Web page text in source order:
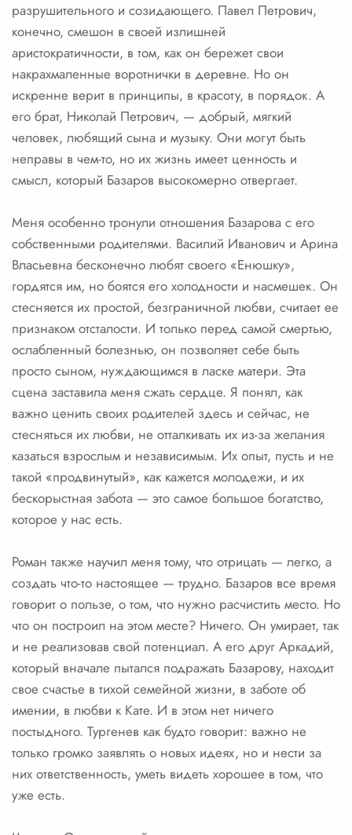
разрушительного и созидающего. Павел Петрович,
конечно, смешон в своей излишней
аристократичности, в том, как он бережет свои
накрахмаленные воротнички в деревне. Но он
искренне верит в принципы, в красоту, в порядок. А
его брат, Николай Петрович, — добрый, мягкий
человек, любящий сына и музыку. Они могут быть
неправы в чем-то, но их жизнь имеет ценность и
смысл, который Базаров высокомерно отвергает.
Меня особенно тронули отношения Базарова с его
собственными родителями. Василий Иванович и Арина
Власьевна бесконечно любят своего «Енюшку»,
гордятся им, но боятся его холодности и насмешек. Он
стесняется их простой, безграничной любви, считает ее
признаком отсталости. И только перед самой смертью,
ослабленный болезнью, он позволяет себе быть
просто сыном, нуждающимся в ласке матери. Эта
сцена заставила меня сжать сердце. Я понял, как
важно ценить своих родителей здесь и сейчас, не
стесняться их любви, не отталкивать их из-за желания
казаться взрослым и независимым. Их опыт, пусть и не
такой «продвинутый», как кажется молодежи, и их
бескорыстная забота — это самое большое богатство,
которое у нас есть.
Роман также научил меня тому, что отрицать — легко, а
создать что-то настоящее — трудно. Базаров все время
говорит о пользе, о том, что нужно расчистить место. Но
что он построил на этом месте? Ничего. Он умирает, так
и не реализовав свой потенциал. А его друг Аркадий,
который вначале пытался подражать Базарову, находит
свое счастье в тихой семейной жизни, в заботе об
имении, в любви к Кате. И в этом нет ничего
постыдного. Тургенев как будто говорит: важно не
только громко заявлять о новых идеях, но и нести за
них ответственность, уметь видеть хорошее в том, что
уже есть.